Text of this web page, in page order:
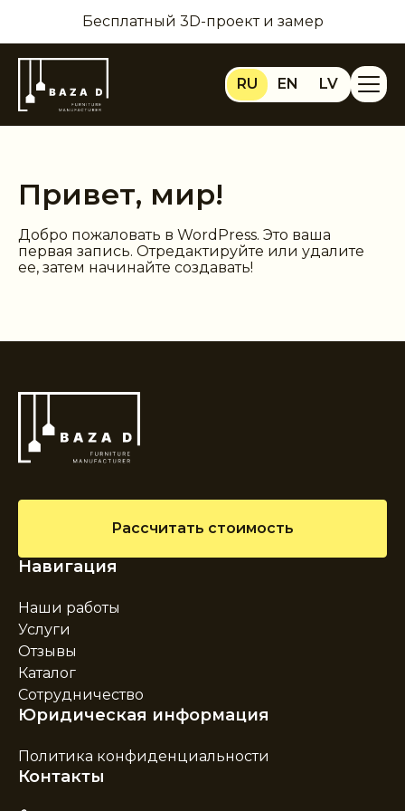
Бесплатный 3D-проект и замер
RU EN LV
Привет, мир!
Добро пожаловать в WordPress. Это ваша
первая запись. Отредактируйте или удалите
ее, затем начинайте создавать!
Рассчитать стоимость
Навигация
Наши работы
Услуги
Отзывы
Каталог
Сотрудничество
Юридическая информация
Политика конфиденциальности
Контакты